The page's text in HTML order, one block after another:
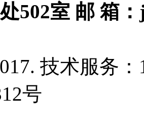
502室 邮 箱
技术服务
号